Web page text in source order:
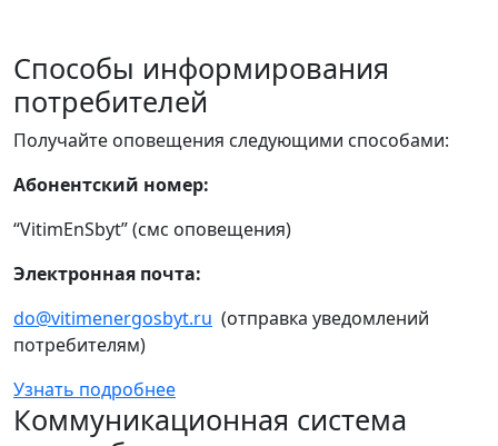
Способы информирования
потребителей
Получайте оповещения следующими способами:
Абонентский номер:
“VitimEnSbyt” (смс оповещения)
Электронная почта:
do@vitimenergosbyt.ru (отправка уведомлений
потребителям)
Узнать подробнее
Коммуникационная система